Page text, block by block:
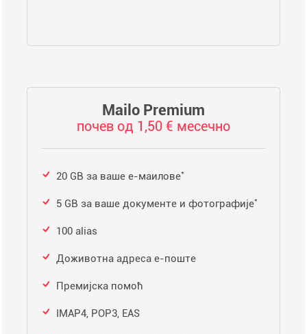
Mailo Premium
почев од 1,50 € месечно
20 GB за ваше е-маилове*
5 GB за ваше документе и фотографије*
100 alias
Доживотна адреса е-поште
Премијска помоћ
IMAP4, POP3, EAS